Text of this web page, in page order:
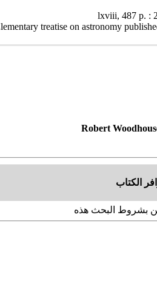
treatise on astronomy
Robert
الكتاب
بشروط البحث هذه